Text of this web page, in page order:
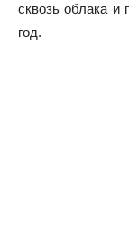
сквозь облака и
год.